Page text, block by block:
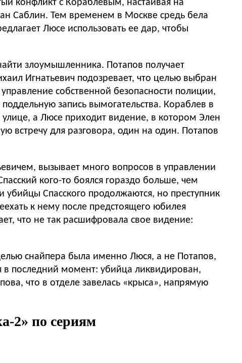
конфликт с Кораблевым, настаивая на
Саблин. Тем временем в Москве средь бела
Люсе использовать ее дар, чтобы
злоумышленника. Потапов получает
Игнатьевич подозревает, что целью выбран
собственной безопасности полиции,
запись вымогательства. Кораблев в
а Люсе приходит видение, в котором Элен
встречу для разговора, один на один. Потапов
вызывает много вопросов в управлении
кого-то боялся гораздо больше, чем
Спасского продолжаются, но преступник
к нему после предстоящего юбилея
что не так расшифровала свое видение:
снайпера была именно Люся, а не Потапов,
в последний момент: убийца ликвидирован,
что в отделе завелась «крыса», напрямую
2» по сериям